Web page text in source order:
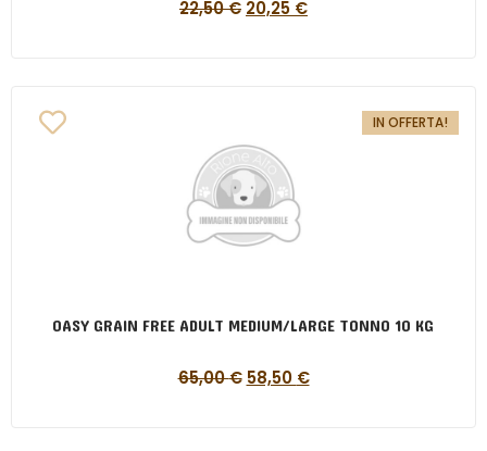
22,50€ 20,25 €
IN OFFERTA!
OASY GRAIN FREE ADULT MEDIUM/LARGE TONNO 10 KG
65,00€ 58,50 €